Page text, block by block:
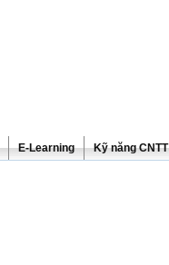
E-Learning Kỹ năng CNTT